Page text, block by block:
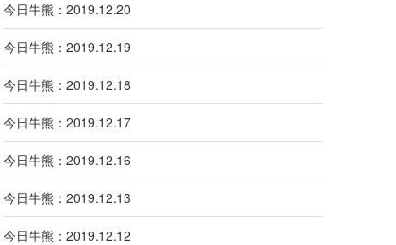
今日牛熊：2019.12.20
今日牛熊：2019.12.19
今日牛熊：2019.12.18
今日牛熊：2019.12.17
今日牛熊：2019.12.16
今日牛熊：2019.12.13
今日牛熊：2019.12.12